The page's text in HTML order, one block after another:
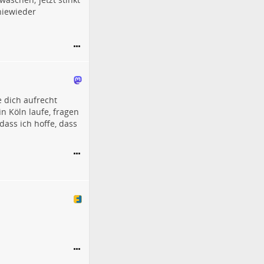
dich aufrecht
Köln laufe, fragen
ich hoffe, dass